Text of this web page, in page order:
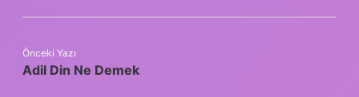
Önceki Yazı
Adil Din Ne Demek